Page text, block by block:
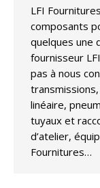
LFI
composants
quelques une
fournisseur
pas à nous
linéaire,
tuyaux et
d’atelier,
Fournitures…